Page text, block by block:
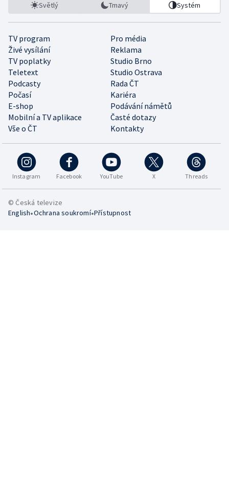
Světlý Tmavý Systém
TV program
Pro média
Živé vysílání
Reklama
TV poplatky
Studio Brno
Teletext
Studio Ostrava
Podcasty
Rada ČT
Počasí
Kariéra
E-shop
Podávání námětů
Mobilní a TV aplikace
Časté dotazy
Vše o ČT
Kontakty
Instagram Facebook YouTube X Threads
© Česká televize
English•Ochrana soukromí•Přístupnost